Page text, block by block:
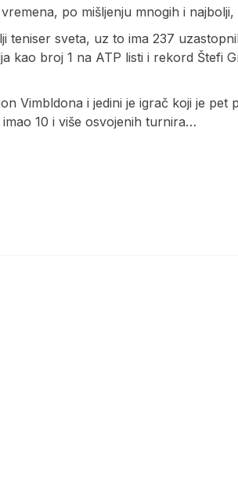
po mišljenju mnogih i
teniser sveta, uz to ima 237
kao broj 1 na ATP listi i rekord Štefi
Vimbldona i jedini je igrač koji je pet
10 i više osvojenih turnira…